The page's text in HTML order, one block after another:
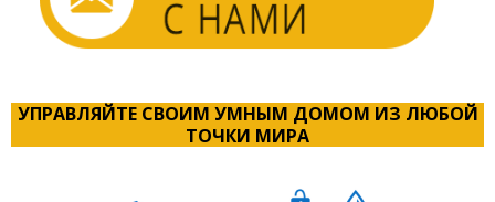
УПРАВЛЯЙТЕ СВОИМ УМНЫМ ДОМОМ ИЗ ЛЮБОЙ
ТОЧКИ МИРА